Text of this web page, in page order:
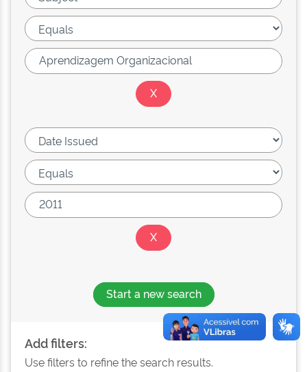
Start a new search
Add filters:
Use filters to refine the search results.